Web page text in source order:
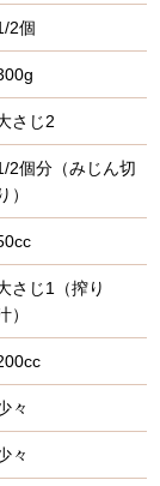
2個
さじ2
2個分（みじん切
り）
さじ1（搾り
）
々
々